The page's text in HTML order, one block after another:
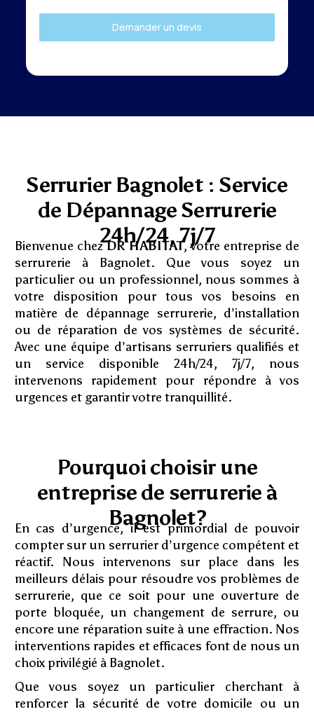
Demander un devis
Serrurier Bagnolet : Service
de Dépannage Serrurerie
24h/24, 7j/7
Bienvenue chezDR HABITAT, votre entreprise de
serrurerie à Bagnolet. Que vous soyez un
particulier ou un professionnel, nous sommes à
votre disposition pour tous vos besoins en
matière de dépannage serrurerie, d’installation
ou de réparation de vos systèmes de sécurité.
Avec une équipe d’artisans serruriers qualifiés et
un service disponible 24h/24, 7j/7, nous
intervenons rapidement pour répondre à vos
urgences et garantir votre tranquillité.
Pourquoi choisir une
entreprise de serrurerie à
Bagnolet?
En cas d’urgence, il est primordial de pouvoir
compter sur un serrurier d’urgence compétent et
réactif. Nous intervenons sur place dans les
meilleurs délais pour résoudre vos problèmes de
serrurerie, que ce soit pour une ouverture de
porte bloquée, un changement de serrure, ou
encore une réparation suite à une effraction. Nos
interventions rapides et efficaces font de nous un
choix privilégié à Bagnolet.
Que vous soyez un particulier cherchant à
renforcer la sécurité de votre domicile ou un